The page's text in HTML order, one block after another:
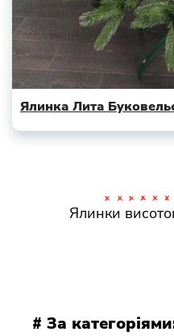
Ялинка Лита
Ялинки
# За